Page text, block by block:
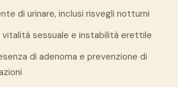
di urinare, inclusi risvegli notturni
vitalità sessuale e instabilità erettile
di adenoma e prevenzione di